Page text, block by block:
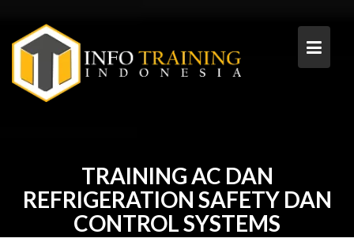
content
TRAINING AC DAN
REFRIGERATION SAFETY DAN
CONTROL SYSTEMS